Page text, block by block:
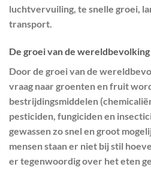
luchtvervuiling, te snelle groei,
transport.
De groei van de wereldbevolking
Door de groei van de
vraag naar groenten en fruit
bestrijdingsmiddelen
pesticiden, fungiciden en
gewassen zo snel en groot
mensen staan er niet bij stil
er tegenwoordig over het eten